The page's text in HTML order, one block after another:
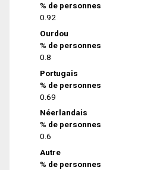
% de personnes
0.92
Ourdou
% de personnes
0.8
Portugais
% de personnes
0.69
Néerlandais
% de personnes
0.6
Autre
% de personnes